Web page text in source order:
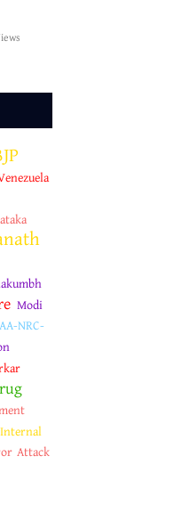
Modi
NRC-
Internal
Attack